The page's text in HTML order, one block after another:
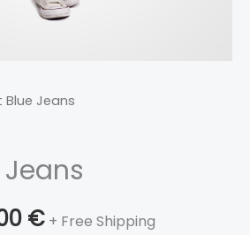
Blue Jeans
€ + Free Shipping